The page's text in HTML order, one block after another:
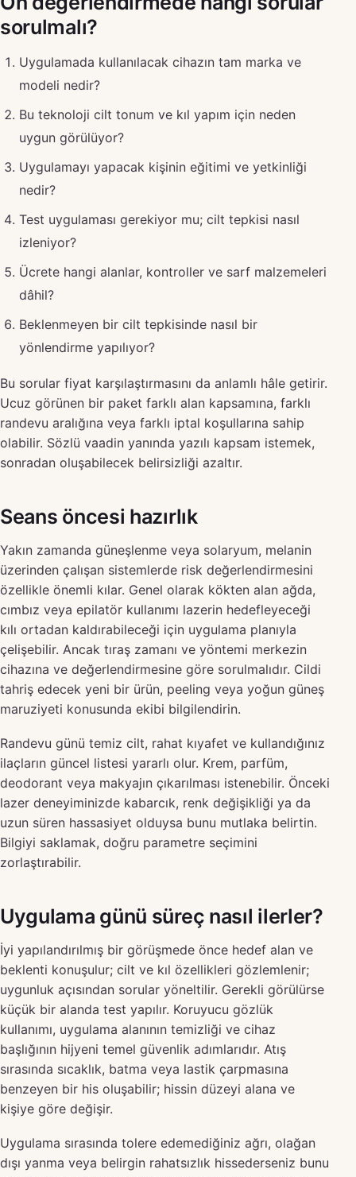
sorulmalı?
Uygulamada kullanılacak cihazın tam marka ve
modeli nedir?
Bu teknoloji cilt tonum ve kıl yapım için neden
uygun görülüyor?
Uygulamayı yapacak kişinin eğitimi ve yetkinliği
nedir?
Test uygulaması gerekiyor mu; cilt tepkisi nasıl
izleniyor?
Ücrete hangi alanlar, kontroller ve sarf malzemeleri
dâhil?
Beklenmeyen bir cilt tepkisinde nasıl bir
yönlendirme yapılıyor?
Bu sorular fiyat karşılaştırmasını da anlamlı hâle getirir.
Ucuz görünen bir paket farklı alan kapsamına, farklı
randevu aralığına veya farklı iptal koşullarına sahip
olabilir. Sözlü vaadin yanında yazılı kapsam istemek,
sonradan oluşabilecek belirsizliği azaltır.
Seans öncesi hazırlık
Yakın zamanda güneşlenme veya solaryum, melanin
üzerinden çalışan sistemlerde risk değerlendirmesini
özellikle önemli kılar. Genel olarak kökten alan ağda,
cımbız veya epilatör kullanımı lazerin hedefleyeceği
kılı ortadan kaldırabileceği için uygulama planıyla
çelişebilir. Ancak tıraş zamanı ve yöntemi merkezin
cihazına ve değerlendirmesine göre sorulmalıdır. Cildi
tahriş edecek yeni bir ürün, peeling veya yoğun güneş
maruziyeti konusunda ekibi bilgilendirin.
Randevu günü temiz cilt, rahat kıyafet ve kullandığınız
ilaçların güncel listesi yararlı olur. Krem, parfüm,
deodorant veya makyajın çıkarılması istenebilir. Önceki
lazer deneyiminizde kabarcık, renk değişikliği ya da
uzun süren hassasiyet olduysa bunu mutlaka belirtin.
Bilgiyi saklamak, doğru parametre seçimini
zorlaştırabilir.
Uygulama günü süreç nasıl ilerler?
İyi yapılandırılmış bir görüşmede önce hedef alan ve
beklenti konuşulur; cilt ve kıl özellikleri gözlemlenir;
uygunluk açısından sorular yöneltilir. Gerekli görülürse
küçük bir alanda test yapılır. Koruyucu gözlük
kullanımı, uygulama alanının temizliği ve cihaz
başlığının hijyeni temel güvenlik adımlarıdır. Atış
sırasında sıcaklık, batma veya lastik çarpmasına
benzeyen bir his oluşabilir; hissin düzeyi alana ve
kişiye göre değişir.
Uygulama sırasında tolere edemediğiniz ağrı, olağan
dışı yanma veya belirgin rahatsızlık hissederseniz bunu